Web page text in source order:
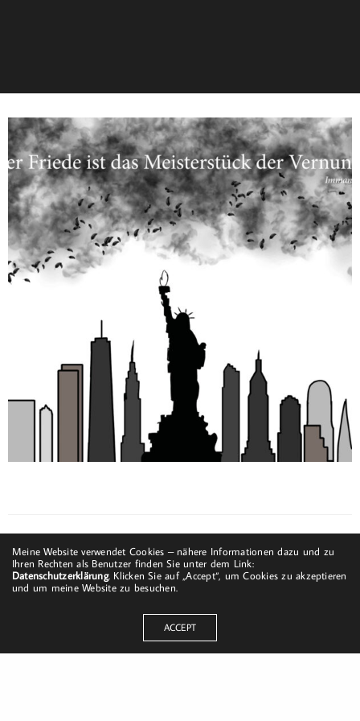
Meine Website verwendet Cookies – nähere Informationen dazu und zu
Ihren Rechten als Benutzer finden Sie unter dem Link:
Datenschutzerklärung. Klicken Sie auf „Accept“, um Cookies zu akzeptieren
und um meine Website zu besuchen.
ACCEPT